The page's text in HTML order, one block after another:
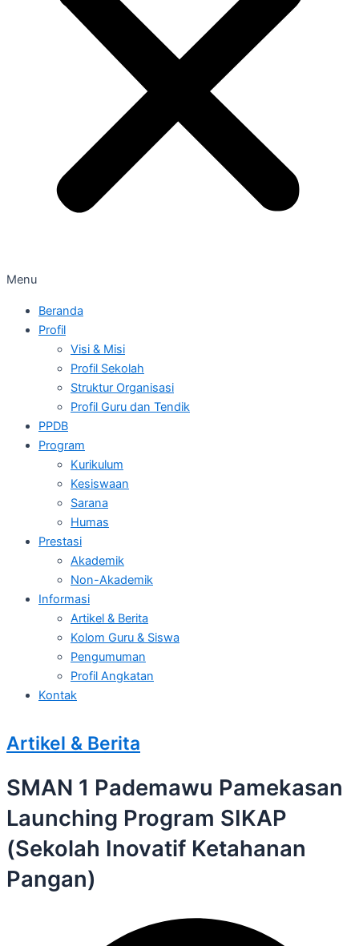
Menu
Beranda
Profil
Visi & Misi
Profil Sekolah
Struktur Organisasi
Profil Guru dan Tendik
PPDB
Program
Kurikulum
Kesiswaan
Sarana
Humas
Prestasi
Akademik
Non-Akademik
Informasi
Artikel & Berita
Kolom Guru & Siswa
Pengumuman
Profil Angkatan
Kontak
Artikel & Berita
SMAN 1 Pademawu Pamekasan
Launching Program SIKAP
(Sekolah Inovatif Ketahanan
Pangan)